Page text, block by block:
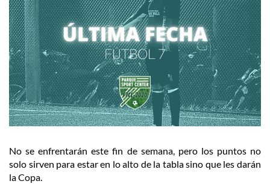
No se enfrentarán este fin de semana, pero los puntos no
solo sirven para estar en lo alto de la tabla sino que les darán
la Copa.